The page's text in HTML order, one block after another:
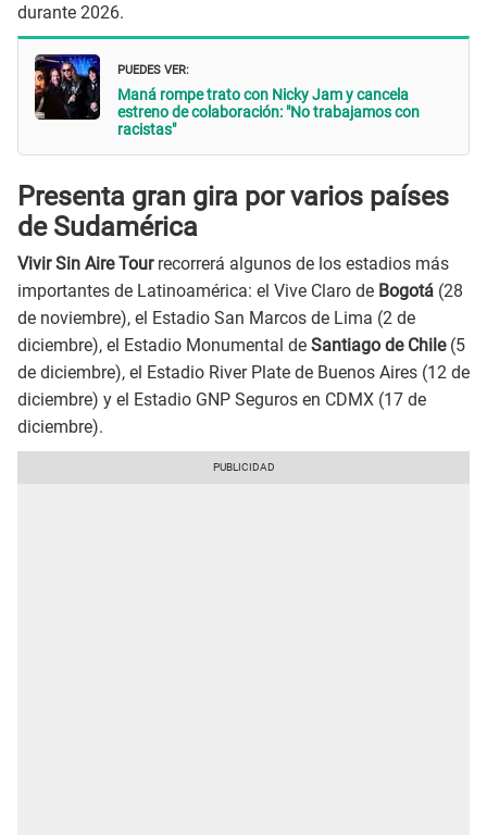
durante 2026.
PUEDES VER:
Maná rompe trato con Nicky Jam y cancela
estreno de colaboración: "No trabajamos con
racistas"
Presenta gran gira por varios países
de Sudamérica
Vivir Sin Aire Tourrecorrerá algunos de los estadios más
importantes de Latinoamérica: el Vive Claro de Bogotá (28
de noviembre), el Estadio San Marcos de Lima (2 de
diciembre), el Estadio Monumental de Santiago de Chile(5
de diciembre), el Estadio River Plate de Buenos Aires (12 de
diciembre) y el Estadio GNP Seguros en CDMX (17 de
diciembre).